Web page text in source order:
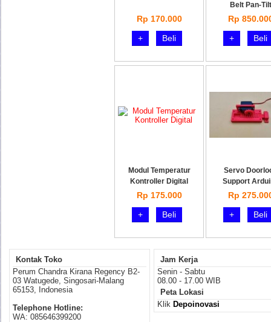
Rp 170.000
+
Beli
Belt Pan-Tilt
Rp
+
Beli
Modul Temperatur
Kontroller Digital
Rp 175.000
+
Beli
Servo
Support
Rp
+
Beli
Kontak Toko
Perum Chandra Kirana Regency B2-
03 Watugede, Singosari-Malang
65153, Indonesia
Telephone Hotline:
WA: 085646399200
Jam Kerja
Senin - Sabtu
08.00 - 17.00 WIB
Peta Lokasi
Klik Depoinovasi